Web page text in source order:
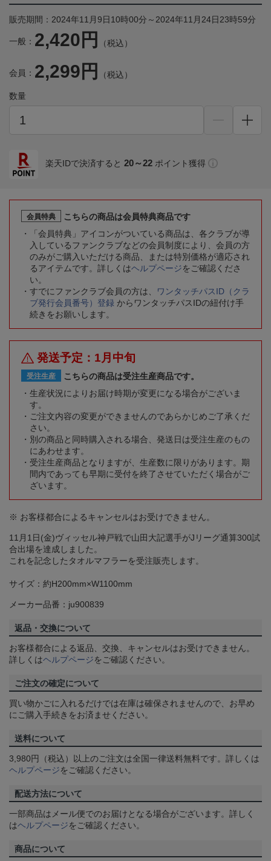
販売期間：2024年11月9日10時00分～2024年11月24日23時59分
一般： 2,420円 （税込）
会員： 2,299円 （税込）
数量
楽天IDで決済すると 20～22 ポイント獲得
会員特典
こちらの商品は会員特典商品です
「会員特典」アイコンがついている商品は、各クラブが導
入しているファンクラブなどの会員制度により、会員の方
のみがご購入いただける商品、または特別価格が適応され
るアイテムです。詳しくはヘルプページをご確認くださ
い。
すでにファンクラブ会員の方は、
ワンタッチパスID（クラ
ブ発行会員番号）登録 からワンタッチパスIDの紐付け手
続きをお願いします。
発送予定：1月中旬
受注生産
こちらの商品は受注生産商品です。
生産状況によりお届け時期が変更になる場合がございま
す。
ご注文内容の変更ができませんのであらかじめご了承くだ
さい。
別の商品と同時購入される場合、発送日は受注生産のもの
にあわせます。
受注生産商品となりますが、生産数に限りがあります。期
間内であっても早期に受付を終了させていただく場合がご
ざいます。
※ お客様都合によるキャンセルはお受けできません。
11月1日(金)ヴィッセル神戸戦で山田大記選手がJリーグ通算300試
合出場を達成しました。
これを記念したタオルマフラーを受注販売します。
サイズ：約H200mm×W1100mm
メーカー品番：ju900839
返品・交換について
お客様都合による返品、交換、キャンセルはお受けできません。
詳しくはヘルプページをご確認ください。
ご注文の確定について
買い物かごに入れるだけでは在庫は確保されませんので、お早め
にご購入手続きをお済ませください。
送料について
3,980円（税込）以上のご注文は全国一律送料無料です。詳しくは
ヘルプページをご確認ください。
配送方法について
一部商品はメール便でのお届けとなる場合がございます。詳しく
はヘルプページをご確認ください。
商品について